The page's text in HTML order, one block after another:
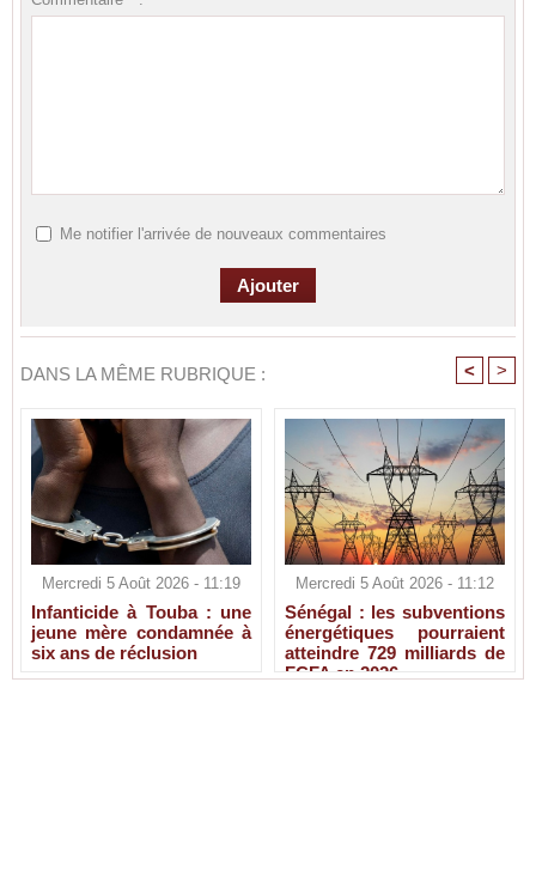
Me notifier l'arrivée de nouveaux commentaires
DANS LA MÊME RUBRIQUE : < >
Mercredi 5 Août 2026 - 11:19
Infanticide à Touba : une
jeune mère condamnée à
six ans de réclusion
Mercredi 5 Août 2026 - 11:12
Sénégal : les subventions
énergétiques pourraient
atteindre 729 milliards de
FCFA en 2026